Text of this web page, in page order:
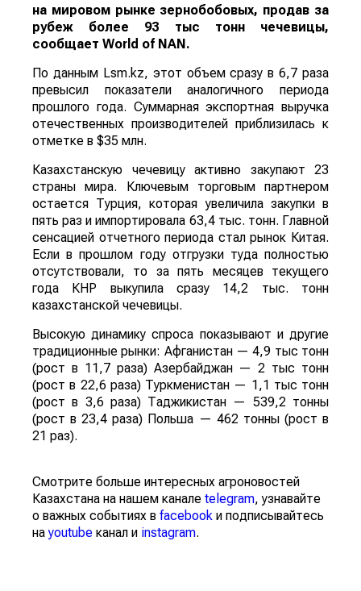
на мировом рынке зернобобовых, продав за
рубеж более 93 тыс тонн чечевицы,
сообщает World of NAN .
По данным Lsm.kz, этот объем сразу в 6,7 раза
превысил показатели аналогичного периода
прошлого года. Суммарная экспортная выручка
отечественных производителей приблизилась к
отметке в $35 млн.
Казахстанскую чечевицу активно закупают 23
страны мира. Ключевым торговым партнером
остается Турция, которая увеличила закупки в
пять раз и импортировала 63,4 тыс. тонн. Главной
сенсацией отчетного периода стал рынок Китая.
Если в прошлом году отгрузки туда полностью
отсутствовали, то за пять месяцев текущего
года КНР выкупила сразу 14,2 тыс. тонн
казахстанской чечевицы.
Высокую динамику спроса показывают и другие
традиционные рынки: Афганистан — 4,9 тыс тонн
(рост в 11,7 раза) Азербайджан — 2 тыс тонн
(рост в 22,6 раза) Туркменистан — 1,1 тыс тонн
(рост в 3,6 раза) Таджикистан — 539,2 тонны
(рост в 23,4 раза) Польша — 462 тонны (рост в
21 раз).
Смотрите больше интересных агроновостей
Казахстана на нашем канале telegram, узнавайте
о важных событиях в facebook и подписывайтесь
наyoutube канал и instagram.